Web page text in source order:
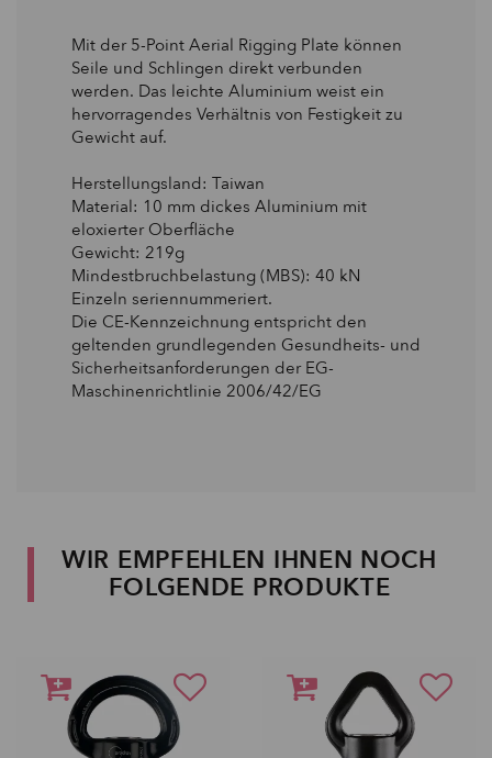
Mit der 5-Point Aerial Rigging Plate können
Seile und Schlingen direkt verbunden
werden. Das leichte Aluminium weist ein
hervorragendes Verhältnis von Festigkeit zu
Gewicht auf.
Herstellungsland: Taiwan
Material: 10 mm dickes Aluminium mit
eloxierter Oberfläche
Gewicht: 219g
Mindestbruchbelastung (MBS): 40 kN
Einzeln seriennummeriert.
Die CE-Kennzeichnung entspricht den
geltenden grundlegenden Gesundheits- und
Sicherheitsanforderungen der EG-
Maschinenrichtlinie 2006/42/EG
WIR EMPFEHLEN IHNEN NOCH
FOLGENDE PRODUKTE